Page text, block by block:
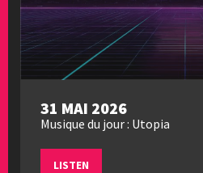
31 MAI 2026
Musique du jour : Utopia
LISTEN